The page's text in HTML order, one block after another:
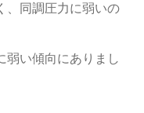
、同調圧力に弱いの
弱い傾向にありまし